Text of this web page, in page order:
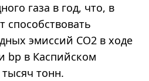
газа в год, что, в
способствовать
эмиссий CO2 в ходе
bp в Каспийском
тонн.